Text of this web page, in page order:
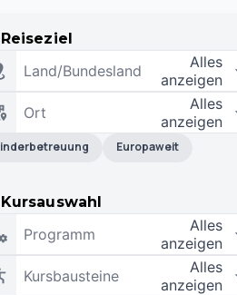
Reiseziel
Land/Bundesland
Alles
anzeigen
Ort
Alles
anzeigen
Europaweit
Kursauswahl
Programm
Alles
anzeigen
Kursbausteine
Alles
anzeigen